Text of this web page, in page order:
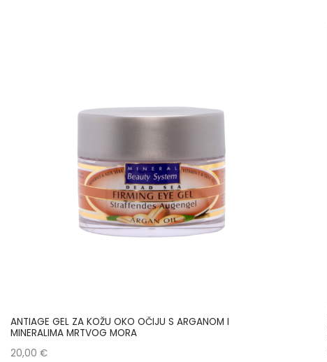
ANTIAGE GEL ZA KOŽU OKO OČIJU S ARGANOM I
MINERALIMA MRTVOG MORA
20,00 €